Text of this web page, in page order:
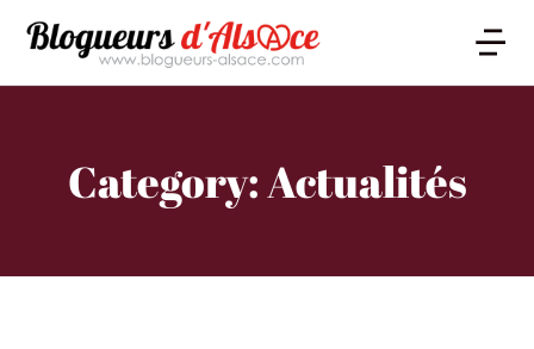
Category: Actualités